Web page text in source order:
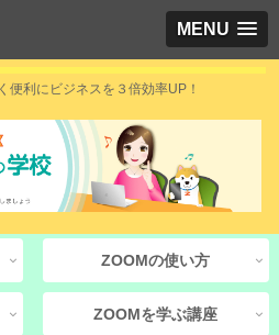
MENU
便利にビジネスを３倍効率UP！
ZOOMの使い方
ZOOMを学ぶ講座